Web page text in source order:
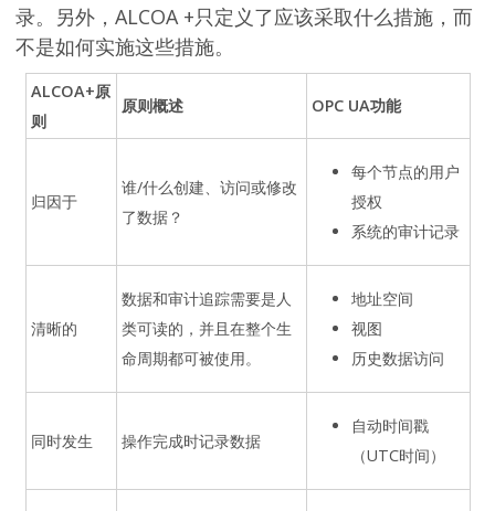
录。另外，ALCOA +只定义了应该采取什么措施，而
不是如何实施这些措施。
ALCOA+原
则
原则概述 OPC UA功能
归因于
谁/什么创建、访问或修改
了数据？
每个节点的用户
授权
系统的审计记录
清晰的
数据和审计追踪需要是人
类可读的，并且在整个生
命周期都可被使用。
地址空间
视图
历史数据访问
同时发生 操作完成时记录数据
自动时间戳
（UTC时间）